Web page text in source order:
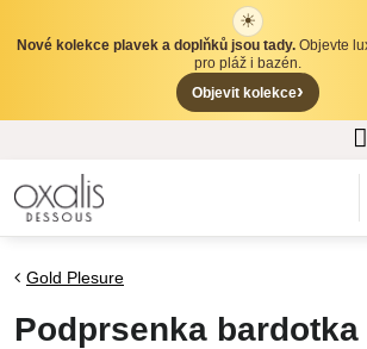
☀
Nové kolekce plavek a doplňků jsou tady. Objevte
pro pláž i bazén.
Objevit kolekce›
Gold Plesure
Podprsenka bardotka